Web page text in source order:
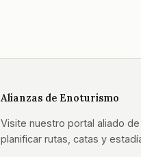
Alianzas de Enoturismo
Visite nuestro portal aliado
planificar rutas, catas y